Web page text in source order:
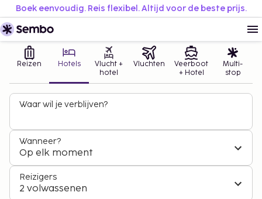
Boek eenvoudig. Reis flexibel. Altijd voor de beste prijs.
Reizen Hotels
Vlucht +
hotel
Vluchten
Veerboot
+ Hotel
Multi-
stop
Waar wil je verblijven?
Wanneer?
Op elk moment
Reizigers
2 volwassenen